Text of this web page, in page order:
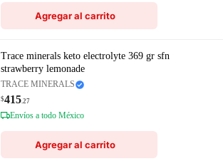
Agregar al carrito
Trace minerals keto electrolyte 369 gr sfn
strawberry lemonade
TRACE MINERALS
$415.27
Envíos a todo México
Agregar al carrito